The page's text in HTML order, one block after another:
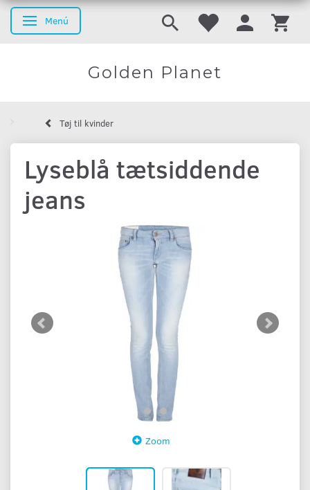
Navegación de palanca
Menú
Golden Planet
Tøj til kvinder
Lyseblå tætsiddende
jeans
Zoom